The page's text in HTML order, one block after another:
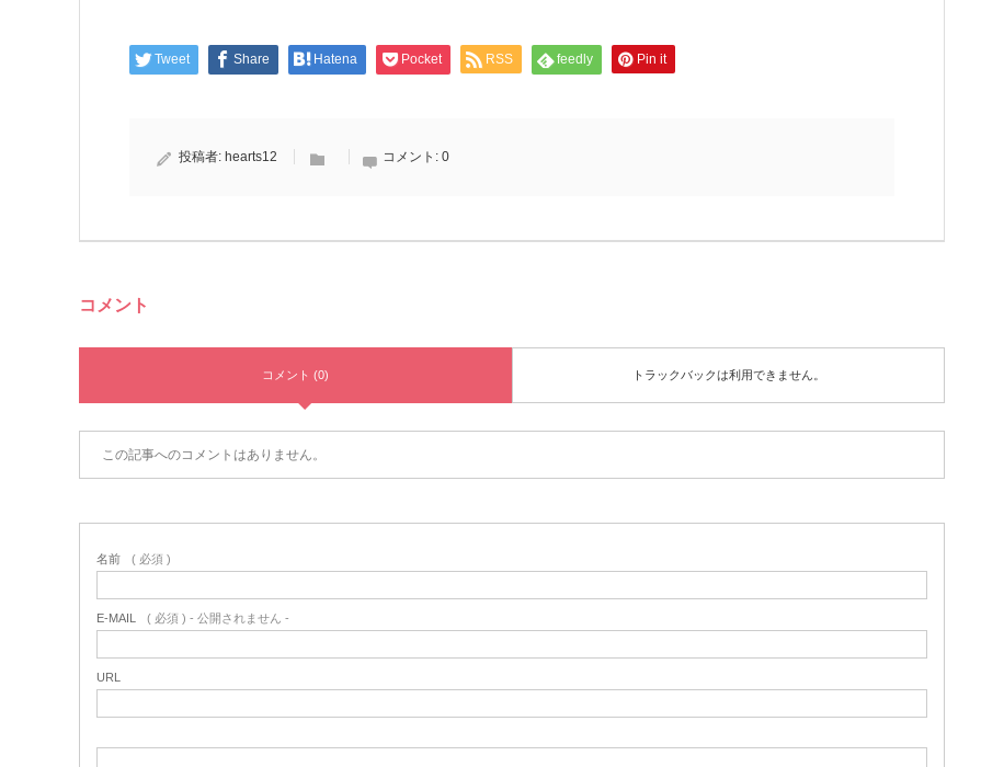
Tweet Share Hatena Pocket RSS feedly Pin it
投稿者: hearts12 コメント: 0
コメント
コメント (0) トラックバックは利用できません。
この記事へのコメントはありません。
名前 ( 必須 )
E-MAIL ( 必須 ) - 公開されません -
URL